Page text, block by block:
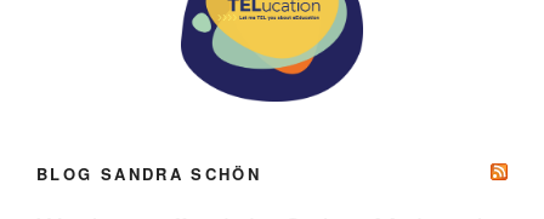
BLOG SANDRA SCHÖN